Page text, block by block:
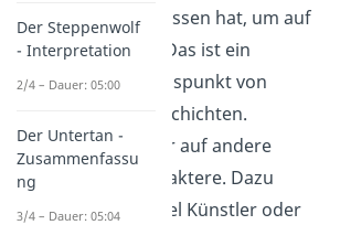
seine Heimat verlassen hat, um auf
Reisenzu gehen. Das ist ein
typischer Ausgangspunkt von
romantischen Geschichten.
Unterwegs trifft er auf andere
romantische Charaktere. Dazu
zählen zum Beispiel Künstler oder
Der Steppenwolf
- Interpretation
2/4 – Dauer: 05:00
Der Untertan -
Zusammenfassu
ng
3/4 – Dauer: 05:04